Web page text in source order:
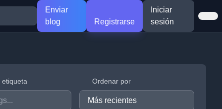
Enviar
blog
Registrarse
Iniciar
sesión
etiqueta Ordenar por